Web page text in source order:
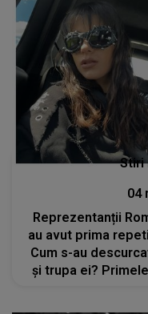
Stiri
04
Reprezentanții
au avut prima
Cum s-au
și trupa ei?